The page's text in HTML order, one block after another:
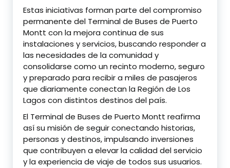
Estas iniciativas forman parte del compromiso
permanente del Terminal de Buses de Puerto
Montt con la mejora continua de sus
instalaciones y servicios, buscando responder a
las necesidades de la comunidad y
consolidarse como un recinto moderno, seguro
y preparado para recibir a miles de pasajeros
que diariamente conectan la Región de Los
Lagos con distintos destinos del país.
El Terminal de Buses de Puerto Montt reafirma
así su misión de seguir conectando historias,
personas y destinos, impulsando inversiones
que contribuyen a elevar la calidad del servicio
y la experiencia de viaje de todos sus usuarios.